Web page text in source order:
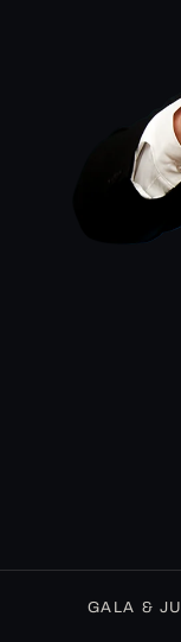
GALA &